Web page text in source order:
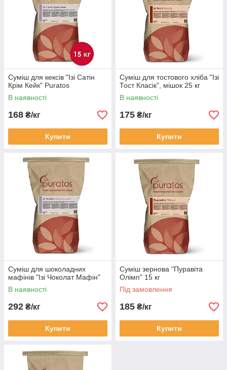
Суміш для кексів "Ізі Сатін
Крім Кейк" Puratos
В наявності
168 ₴/кг
Купити
Суміш для тостового хліба "Ізі
Тост Класік", мішок 25 кг
В наявності
175 ₴/кг
Купити
Суміш для шоколадних
мафінів "Ізі Чоколат Мафін"
В наявності
292 ₴/кг
Купити
Суміш зернова "Пуравіта
Олімп" 15 кг
Під замовлення
185 ₴/кг
Купити